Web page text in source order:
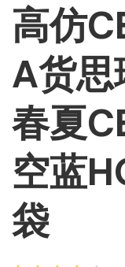
高仿
A货
春夏
空蓝
袋